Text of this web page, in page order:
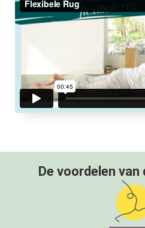
De voordelen van